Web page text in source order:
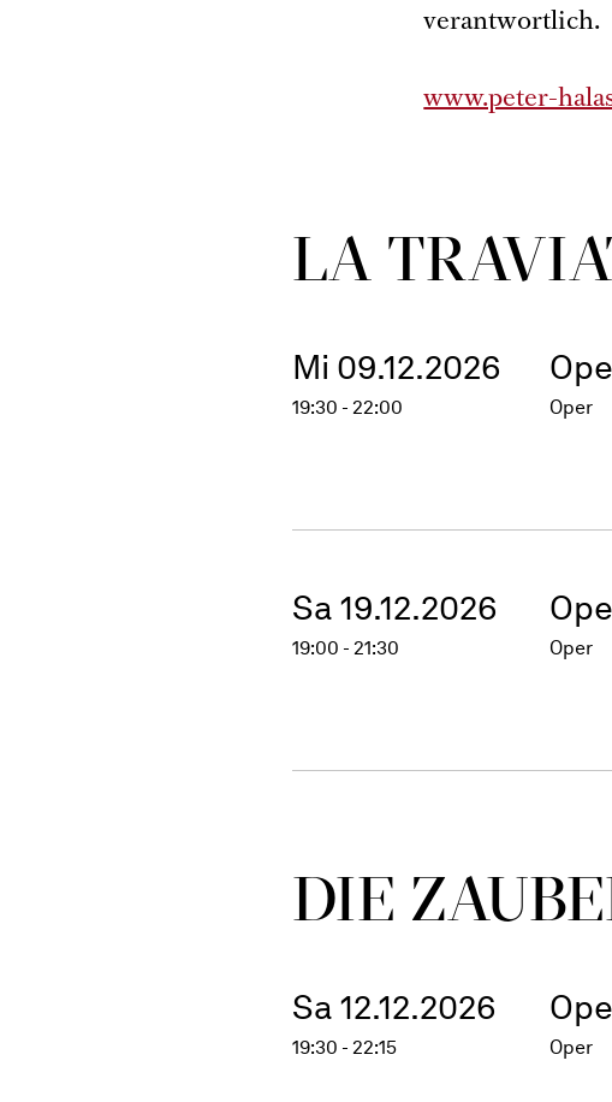
verantwortlich.
www.peter-
LA
Mi 09.12.2026
19:30 - 22:00 Oper
Sa 19.12.2026
19:00 - 21:30 Oper
DIE
Sa 12.12.2026
19:30 - 22:15 Oper